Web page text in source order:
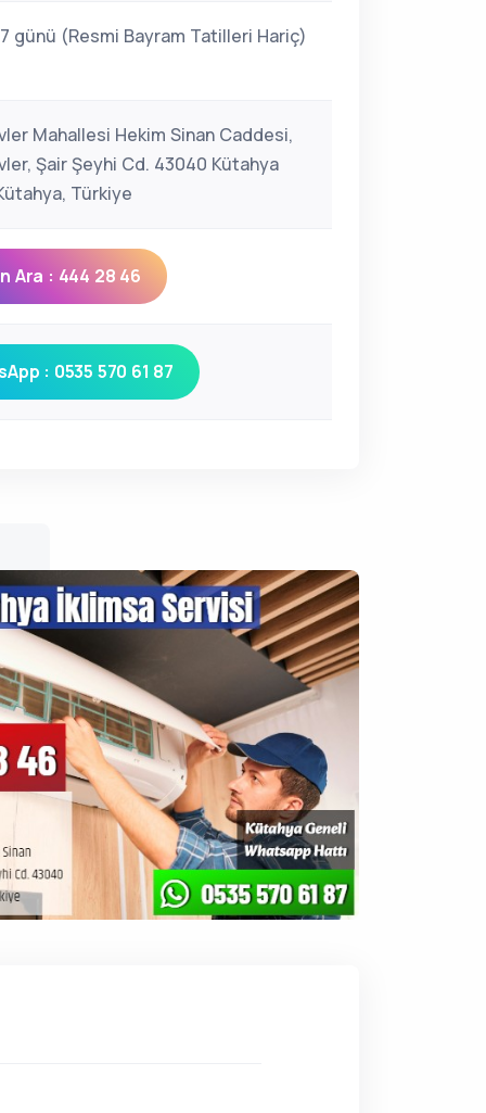
günü (Resmi Bayram Tatilleri Hariç)
Mahallesi Hekim Sinan Caddesi,
Şair Şeyhi Cd. 43040 Kütahya
Türkiye
Ara : 444 28 46
: 0535 570 61 87